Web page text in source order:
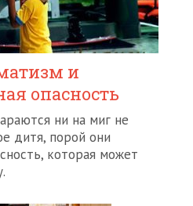
и
опасность
ни на миг не
дитя, порой они
которая может